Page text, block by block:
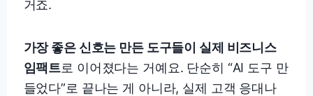
거죠.
가장 좋은 신호는 만든 도구들이 실제 비즈니스
임팩트로 이어졌다는 거예요. 단순히 “AI 도구 만
들었다”로 끝나는 게 아니라, 실제 고객 응대나